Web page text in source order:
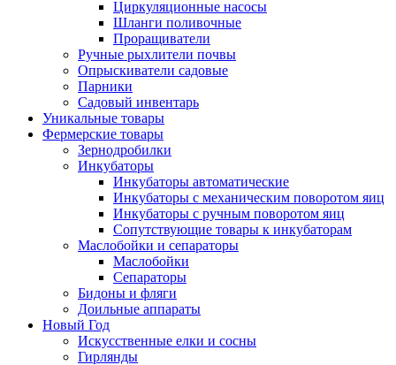
Циркуляционные насосы
Шланги поливочные
Проращиватели
Ручные рыхлители почвы
Опрыскиватели садовые
Парники
Садовый инвентарь
Уникальные товары
Фермерские товары
Зернодробилки
Инкубаторы
Инкубаторы автоматические
Инкубаторы с механическим поворотом яиц
Инкубаторы с ручным поворотом яиц
Сопутствующие товары к инкубаторам
Маслобойки и сепараторы
Маслобойки
Сепараторы
Бидоны и фляги
Доильные аппараты
Новый Год
Искусственные елки и сосны
Гирлянды